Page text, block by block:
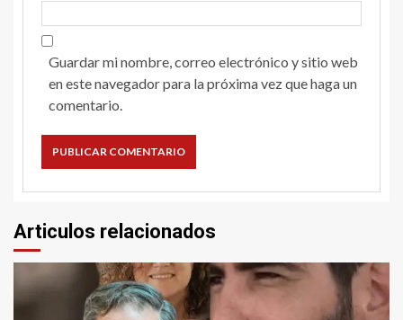
Guardar mi nombre, correo electrónico y sitio web
en este navegador para la próxima vez que haga un
comentario.
Articulos relacionados